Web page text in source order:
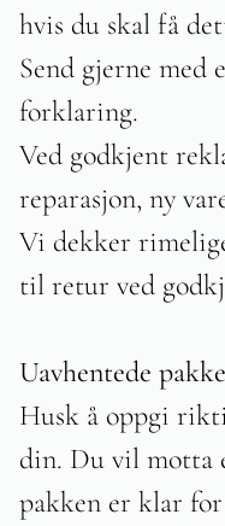
hvis du skal få
Send gjerne med
forklaring.
Ved godkjent
reparasjon, ny
Vi dekker
til retur ved
Uavhentede
Husk å oppgi
din. Du vil motta
pakken er klar